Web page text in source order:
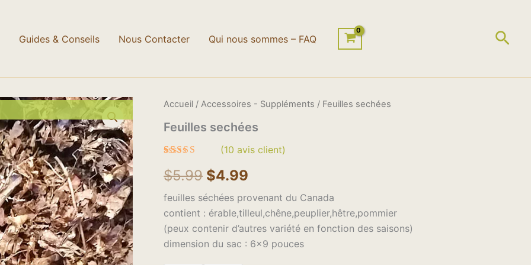
Guides & Conseils Nous Contacter Qui nous sommes – FAQ
Accueil /Accessoires - Suppléments / Feuilles sechées
Feuilles sechées
sur 5 basé
sur
notations
client
(10 avis client)
$5.99
Le
prix
initial
était :
$5.99.
$4.99
Le
prix
actuel
$4.99.
feuilles séchées provenant du Canada
contient : érable,tilleul,chêne,peuplier,hêtre,pommier
(peux contenir d’autres variété en fonction des saisons)
dimension du sac : 6×9 pouces
quantité
Feuilles